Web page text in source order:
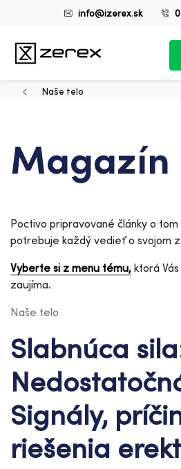
info@izerex.sk
Naše telo
Magazín
Poctivo pripravované články o
potrebuje každý vedieť o svojom
Vyberte si z menu tému, ktorá
zaujíma.
Naše telo
Slabnúca
Signály,
riešenia